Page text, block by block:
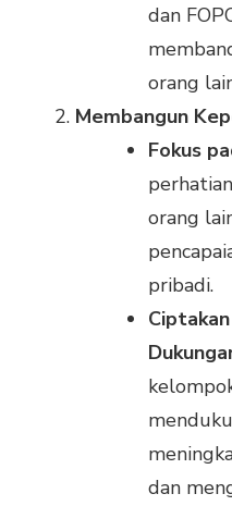
dan
orang
Membangun
Fokus
orang
pribadi.
dan